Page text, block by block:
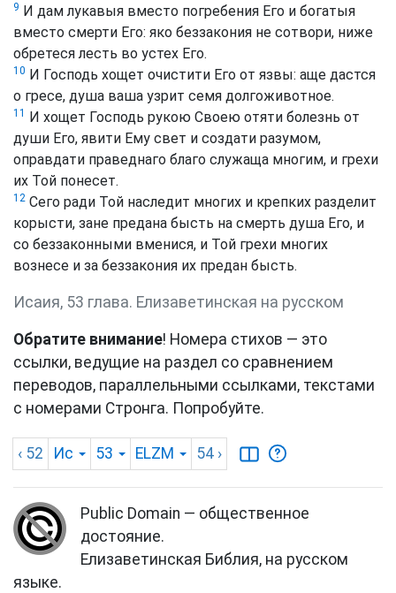
9 И дам лукавыя вместо погребения Его и богатыя
вместо смерти Его: яко беззакония не сотвори, ниже
обретеся лесть во устех Его.
10 И Господь хощет очистити Его от язвы: аще дастся
о гресе, душа ваша узрит семя долгоживотное.
11
И хощет Господь рукою Своею отяти болезнь от
души Его, явити Ему свет и создати разумом,
оправдати праведнаго благо служаща многим, и грехи
их Той понесет.
12 Сего ради Той наследит многих и крепких разделит
корысти, зане предана бысть на смерть душа Его, и
со беззаконными вменися, и Той грехи многих
вознесе и за беззакония их предан бысть.
Исаия, 53 глава. Елизаветинская на русском
Обратите внимание! Номера стихов — это
ссылки, ведущие на раздел со сравнением
переводов, параллельными ссылками, текстами
с номерами Стронга. Попробуйте.
‹ 52 Ис 53 ELZM 54 ›
Public Domain — общественное
достояние.
Елизаветинская Библия, на русском
языке.